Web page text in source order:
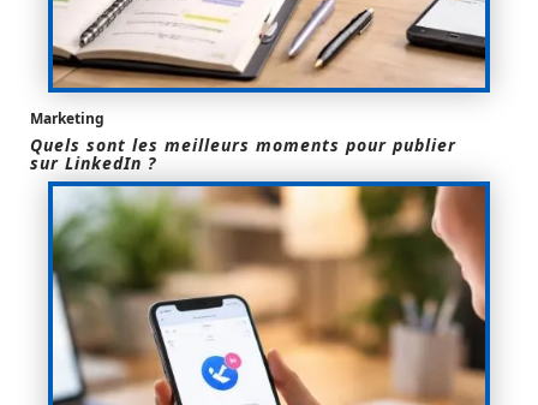
Marketing
Quels sont les meilleurs moments pour publier
sur LinkedIn ?